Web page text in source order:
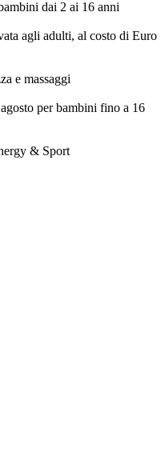
dai 2 ai 16 anni
agli adulti, al costo di Euro
e massaggi
per bambini fino a 16
& Sport